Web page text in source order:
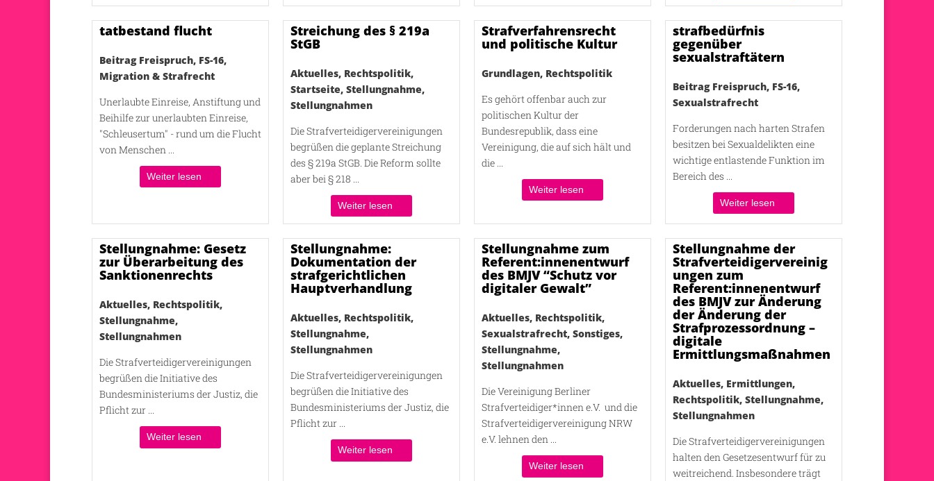
tatbestand flucht
Beitrag Freispruch, FS-16,
Migration & Strafrecht
Unerlaubte Einreise, Anstiftung und
Beihilfe zur unerlaubten Einreise,
"Schleusertum" - rund um die Flucht
von Menschen ...
Weiter lesen
Streichung des § 219a
StGB
Aktuelles, Rechtspolitik,
Startseite, Stellungnahme,
Stellungnahmen
Die Strafverteidigervereinigungen
begrüßen die geplante Streichung
des § 219a StGB. Die Reform sollte
aber bei § 218 ...
Weiter lesen
Strafverfahrensrecht
und politische Kultur
Grundlagen, Rechtspolitik
Es gehört offenbar auch zur
politischen Kultur der
Bundesrepublik, dass eine
Vereinigung, die auf sich hält und
die ...
Weiter lesen
strafbedürfnis
gegenüber
sexualstraftätern
Beitrag Freispruch, FS-16,
Sexualstrafrecht
Forderungen nach harten Strafen
besitzen bei Sexualdelikten eine
wichtige entlastende Funktion im
Bereich des ...
Weiter lesen
Stellungnahme: Gesetz
zur Überarbeitung des
Sanktionenrechts
Aktuelles, Rechtspolitik,
Stellungnahme,
Stellungnahmen
Die Strafverteidigervereinigungen
begrüßen die Initiative des
Bundesministeriums der Justiz, die
Pflicht zur ...
Weiter lesen
Stellungnahme:
Dokumentation der
strafgerichtlichen
Hauptverhandlung
Aktuelles, Rechtspolitik,
Stellungnahme,
Stellungnahmen
Die Strafverteidigervereinigungen
begrüßen die Initiative des
Bundesministeriums der Justiz, die
Pflicht zur ...
Weiter lesen
Stellungnahme zum
Referent:innenentwurf
des BMJV “Schutz vor
digitaler Gewalt”
Aktuelles, Rechtspolitik,
Sexualstrafrecht, Sonstiges,
Stellungnahme,
Stellungnahmen
Die Vereinigung Berliner
Strafverteidiger*innen e.V. und die
Strafverteidigervereinigung NRW
e.V. lehnen den ...
Weiter lesen
Stellungnahme der
Strafverteidigervereinig
ungen zum
Referent:innenentwurf
des BMJV zur Änderung
der Änderung der
Strafprozessordnung –
digitale
Ermittlungsmaßnahmen
Aktuelles, Ermittlungen,
Rechtspolitik, Stellungnahme,
Stellungnahmen
Die Strafverteidigervereinigungen
halten den Gesetzesentwurf für zu
weitreichend. Insbesondere trägt